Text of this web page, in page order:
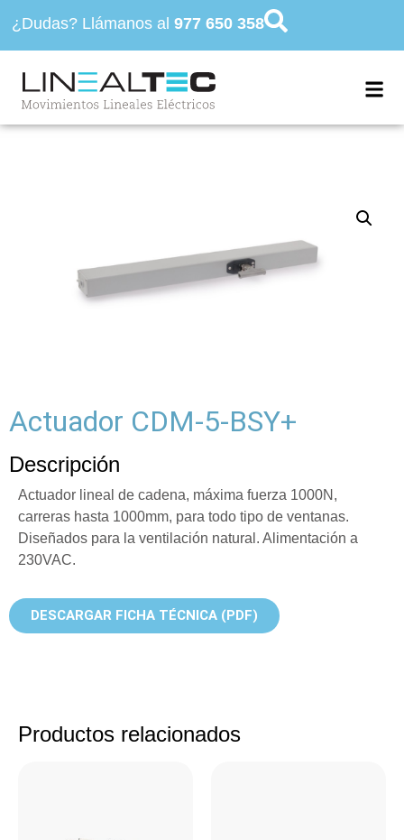
¿Dudas? Llámanos al 977 650 358
Actuador CDM-5-BSY+
Descripción
Actuador lineal de cadena, máxima fuerza 1000N,
carreras hasta 1000mm, para todo tipo de ventanas.
Diseñados para la ventilación natural. Alimentación a
230VAC.
DESCARGAR FICHA TÉCNICA (PDF)
Productos relacionados